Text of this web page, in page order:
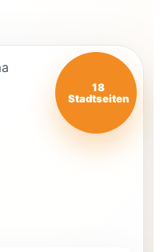
18
Stadtseiten